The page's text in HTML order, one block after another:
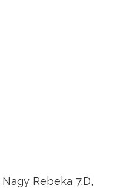
Rebeka 7.D,